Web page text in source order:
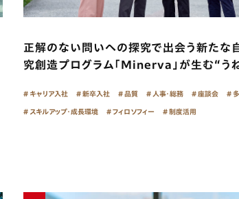
正解のない問いへの探究で出会う新たな
究創造プログラム「Minerva」が生む“う
キャリア入社 新卒入社 品質 人事・総務 座談会
スキルアップ・成長環境 フィロソフィー 制度活用